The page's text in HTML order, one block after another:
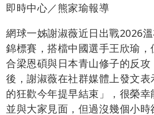
即時中心／熊家瑜報導
網球一姊謝淑薇近日出戰2026
錦標賽，搭檔中國選手王欣瑜，
合梁恩碩與日本青山修子的反攻
後，謝淑薇在社群媒體上發文
的狂歡今年提早結束」，很榮
並與大家見面，但過沒幾個小時